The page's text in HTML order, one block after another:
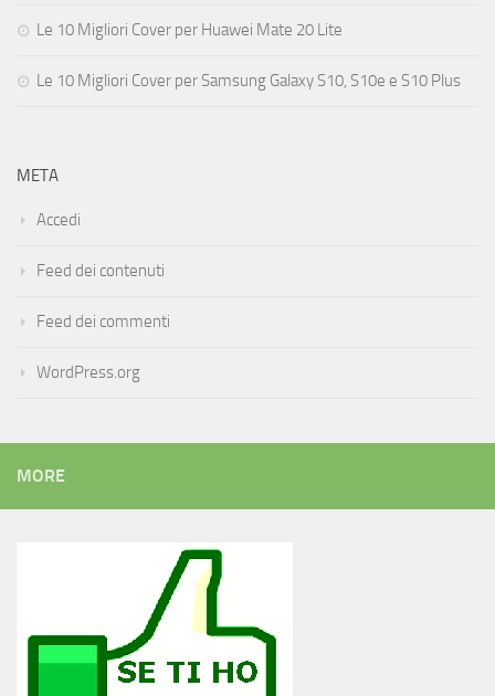
Le 10 Migliori Cover per Huawei Mate 20 Lite
Le 10 Migliori Cover per Samsung Galaxy S10, S10e e S10 Plus
META
Accedi
Feed dei contenuti
Feed dei commenti
WordPress.org
MORE